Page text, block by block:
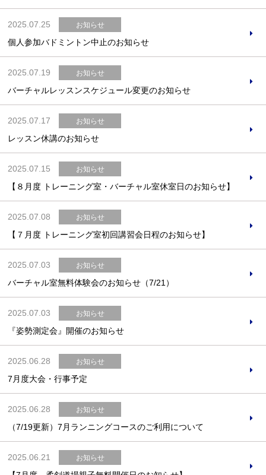
2025.07.25 お知らせ
個人参加バドミントン中止のお知らせ
2025.07.19 お知らせ
バーチャルレッスンスケジュール変更のお知らせ
2025.07.17 お知らせ
レッスン休講のお知らせ
2025.07.15 お知らせ
【８月度 トレーニング室・バーチャル室休室日のお知らせ】
2025.07.08 お知らせ
【７月度 トレーニング室初回講習会日程のお知らせ】
2025.07.03 お知らせ
バーチャル室無料体験会のお知らせ（7/21）
2025.07.03 お知らせ
『姿勢測定会』開催のお知らせ
2025.06.28 お知らせ
7月度大会・行事予定
2025.06.28 お知らせ
（7/19更新）7月ランニングコースのご利用について
2025.06.21 お知らせ